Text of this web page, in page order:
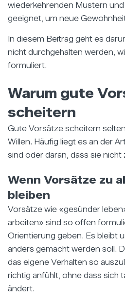
wiederkehrenden Mustern
geeignet, um neue
In diesem Beitrag geht es
nicht durchgehalten werden,
formuliert.
Warum gute
scheitern
Gute Vorsätze scheitern
Willen. Häufig liegt es an der
sind oder daran, dass sie nicht
Wenn Vorsätze zu
bleiben
Vorsätze wie «gesünder
arbeiten» sind so offen
Orientierung geben. Es bleibt
anders gemacht werden soll.
das eigene Verhalten so
richtig anfühlt, ohne dass sich
ändert.